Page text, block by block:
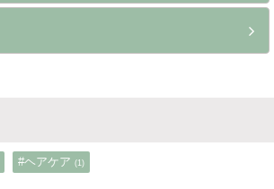
#ヘアケア (1)